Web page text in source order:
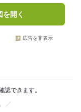
開く
広告を非表示
認できます。